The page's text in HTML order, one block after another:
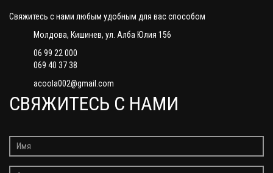
Свяжитесь с нами любым удобным для вас способом
Молдова, Кишинев, ул. Алба Юлия 156
06 99 22 000
069 40 37 38
acoola002@gmail.com
СВЯЖИТЕСЬ С НАМИ